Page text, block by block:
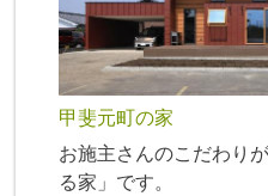
甲斐元町の家
お施主さんのこだわり
る家」です。